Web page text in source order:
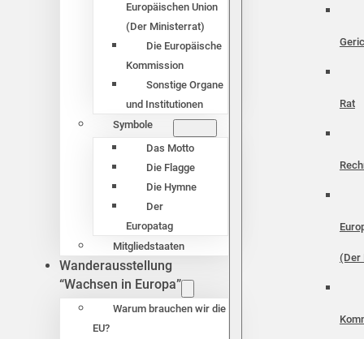
Europäischen Union
(Der Ministerrat)
Die Europäische
Kommission
Sonstige Organe
und Institutionen
Symbole
Das Motto
Die Flagge
Die Hymne
Der
Europatag
Mitgliedstaaten
Wanderausstellung
“Wachsen in Europa”
Warum brauchen wir die
EU?
Rat
(Der